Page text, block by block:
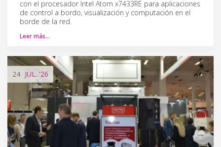
con el procesador Intel Atom x7433RE para aplicaciones
de control a bordo, visualización y computación en el
borde de la red.
Leer más…
24 JUL. '26